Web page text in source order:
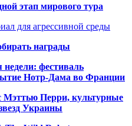
этап мирового тура
для агрессивной среды
награды
фестиваль
Нотр-Дама во Франции
Мэттью Перри, культурные
Украины